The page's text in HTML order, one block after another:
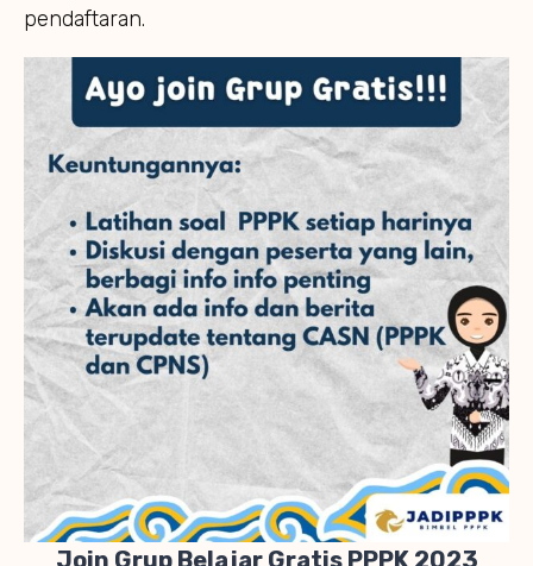
pendaftaran.
Join Grup Belajar Gratis PPPK 2023